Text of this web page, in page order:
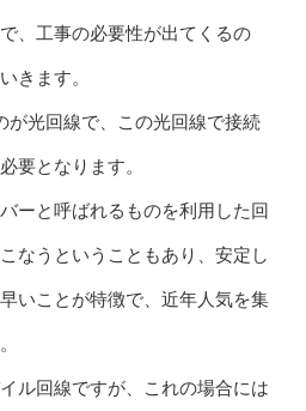
、工事の必要性が出てくるの
きます。
が光回線で、この光回線で接続
要となります。
ーと呼ばれるものを利用した回
なうということもあり、安定し
いことが特徴で、近年人気を集
ル回線ですが、これの場合には